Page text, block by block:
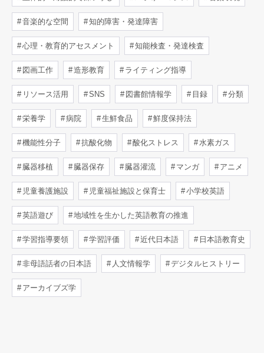
音楽的な空間 知的障害・発達障害
心理・教育的アセスメント 知能検査・発達検査
図画工作 造形教育 ライティング指導
リソース活用 SNS 図書館情報学 目録 分類
栄養学 病院 生鮮食品 鮮度保持法
機能性分子 抗酸化物 酸化ストレス 水素ガス
臓器移植 臓器保存 臓器灌流 マンガ アニメ
児童養護施設 児童福祉施設と保育士 小学校英語
英語遊び 地域性を生かした英語教育の推進
学習指導要領 学習評価 近代日本語 日本語教育史
非母語話者の日本語 人文情報学 デジタルヒストリー
アーカイブズ学